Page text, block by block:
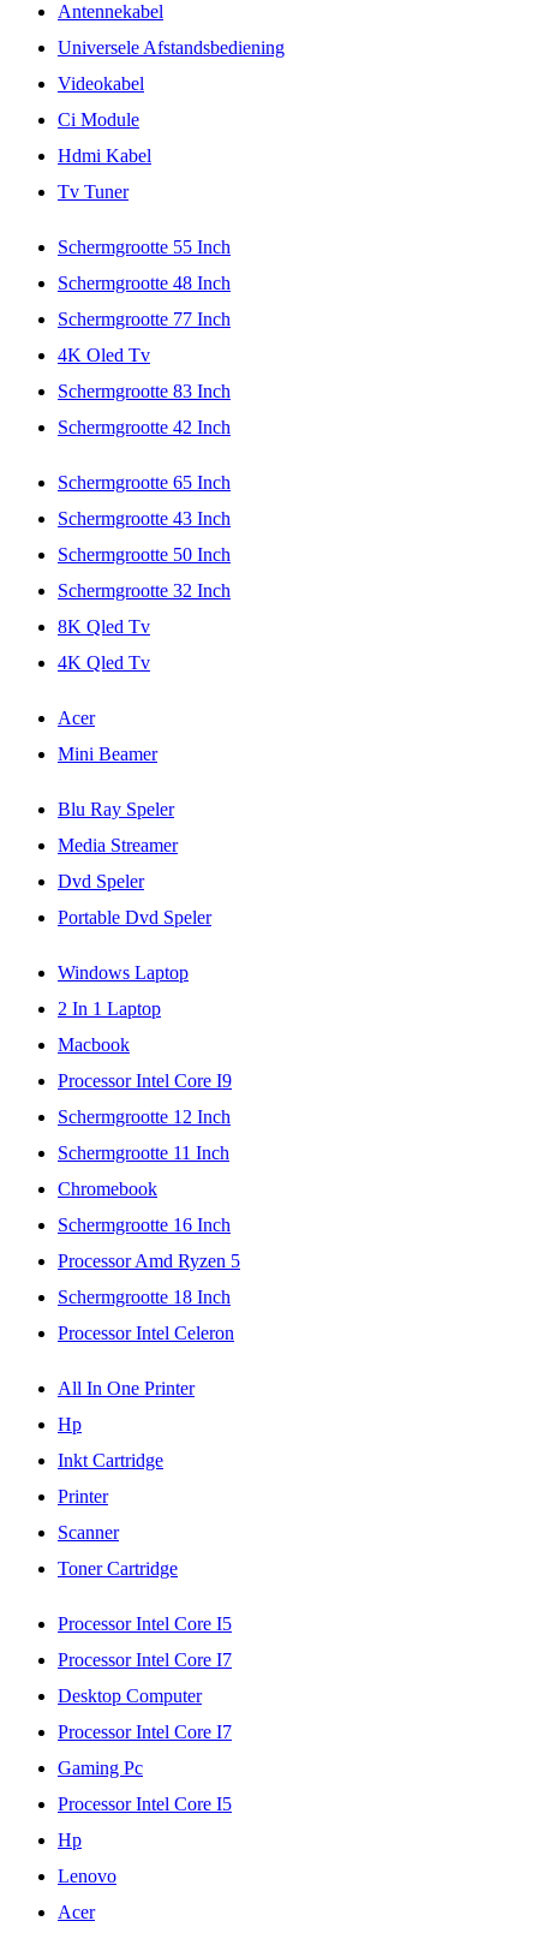
Antennekabel
Universele Afstandsbediening
Videokabel
Ci Module
Hdmi Kabel
Tv Tuner
Schermgrootte 55 Inch
Schermgrootte 48 Inch
Schermgrootte 77 Inch
4K Oled Tv
Schermgrootte 83 Inch
Schermgrootte 42 Inch
Schermgrootte 65 Inch
Schermgrootte 43 Inch
Schermgrootte 50 Inch
Schermgrootte 32 Inch
8K Qled Tv
4K Qled Tv
Acer
Mini Beamer
Blu Ray Speler
Media Streamer
Dvd Speler
Portable Dvd Speler
Windows Laptop
2 In 1 Laptop
Macbook
Processor Intel Core I9
Schermgrootte 12 Inch
Schermgrootte 11 Inch
Chromebook
Schermgrootte 16 Inch
Processor Amd Ryzen 5
Schermgrootte 18 Inch
Processor Intel Celeron
All In One Printer
Hp
Inkt Cartridge
Printer
Scanner
Toner Cartridge
Processor Intel Core I5
Processor Intel Core I7
Desktop Computer
Processor Intel Core I7
Gaming Pc
Processor Intel Core I5
Hp
Lenovo
Acer